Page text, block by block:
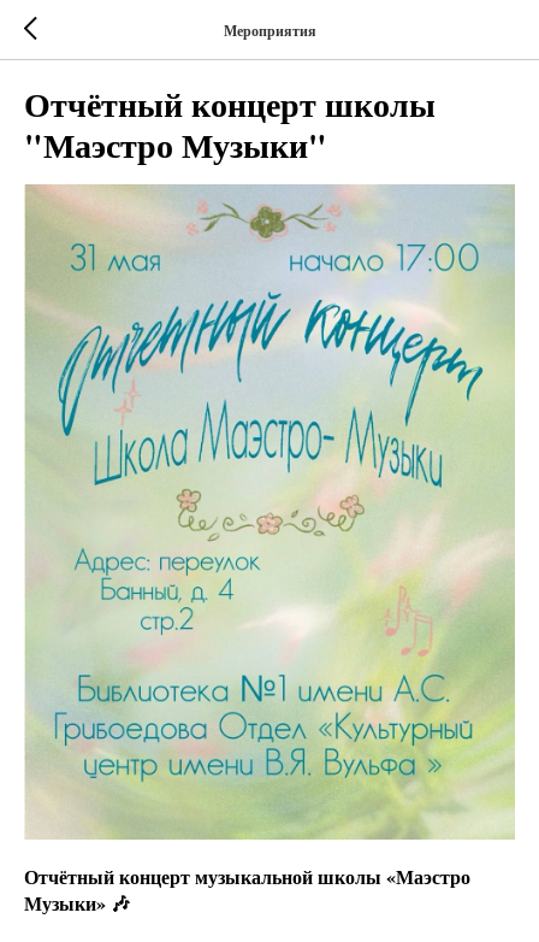
Мероприятия
Отчётный концерт школы
"Маэстро Музыки"
Отчётный концерт музыкальной школы «Маэстро
Музыки» 🎶